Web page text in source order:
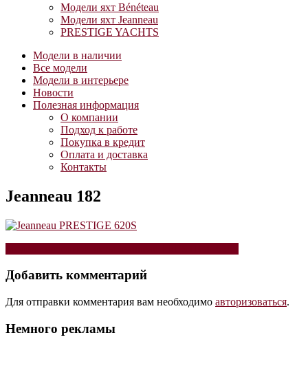
Модели яхт Bénéteau
Модели яхт Jeanneau
PRESTIGE YACHTS
Модели в наличии
Все модели
Модели в интерьере
Новости
Полезная информация
О компании
Подход к работе
Покупка в кредит
Оплата и доставка
Контакты
Jeanneau 182
Навигация
по
записям
Добавить комментарий
Для отправки комментария вам необходимо авторизоваться.
Немного рекламы